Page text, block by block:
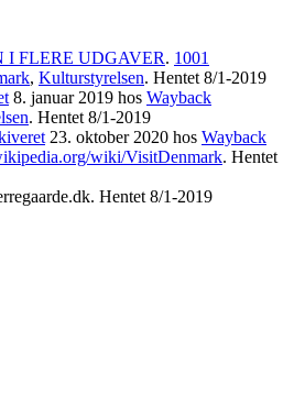
FLERE UDGAVER. 1001
, Kulturstyrelsen. Hentet 8/1-2019
8. januar 2019 hos Wayback
. Hentet 8/1-2019
23. oktober 2020 hos Wayback
wiki/VisitDenmark. Hentet
Hentet 8/1-2019